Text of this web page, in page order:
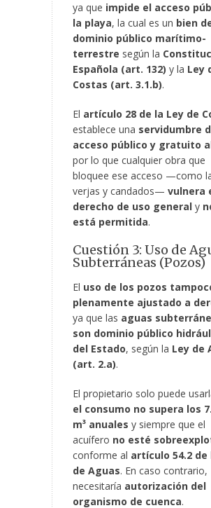
ya que impide el acceso
la playa, la cual es un bien
dominio público marítimo-
terrestre según la
Española (art. 132) y la Ley
Costas (art. 3.1.b).
El artículo 28 de la Ley de
establece una servidumbre
acceso público y gratuito
por lo que cualquier obra que
bloquee ese acceso —como
verjas y candados— vulnera
derecho de uso general y
está permitida.
Cuestión 3: Uso de
Subterráneas (Pozos)
El uso de los pozos
plenamente ajustado a
ya que las aguas
son dominio público
del Estado, según la Ley de
(art. 2.a).
El propietario solo puede
el consumo no supera los
m³ anuales y siempre que el
acuífero no esté
conforme al artículo 54.2 de
de Aguas. En caso contrario,
necesitaría autorización del
organismo de cuenca.